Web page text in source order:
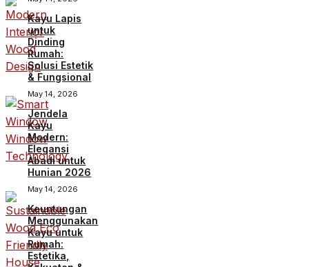
Kayu Lapis
untuk
Dinding
Rumah:
Solusi Estetik
& Fungsional
May 14, 2026
Jendela
Kayu
Modern:
Elegansi
Abadi untuk
Hunian 2026
May 14, 2026
Keuntungan
Menggunakan
Kayu untuk
Rumah:
Estetika,